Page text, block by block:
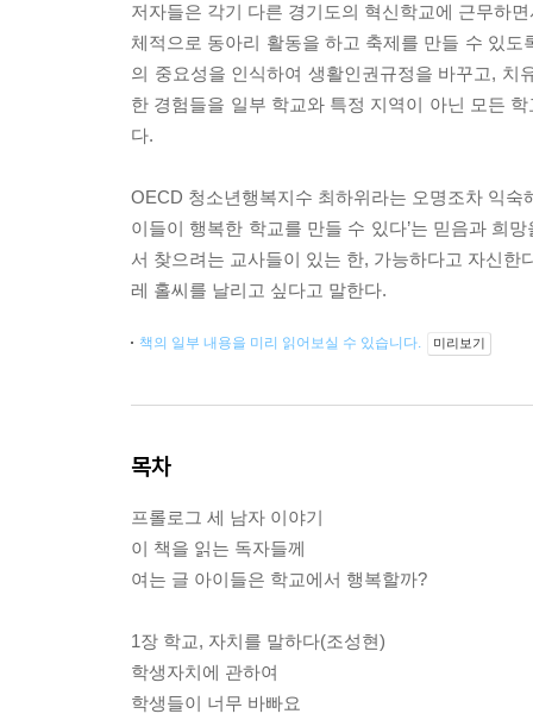
저자들은 각기 다른 경기도의 혁신학교에 근무하
체적으로 동아리 활동을 하고 축제를 만들 수 있
의 중요성을 인식하여 생활인권규정을 바꾸고,
한 경험들을 일부 학교와 특정 지역이 아닌 모든
다.
OECD 청소년행복지수 최하위라는 오명조차 익숙
이들이 행복한 학교를 만들 수 있다’는 믿음과 희
서 찾으려는 교사들이 있는 한, 가능하다고 자신
레 홀씨를 날리고 싶다고 말한다.
책의 일부 내용을 미리 읽어보실 수 있습니다. 미리보기
목차
프롤로그 세 남자 이야기
이 책을 읽는 독자들께
여는 글 아이들은 학교에서 행복할까?
1장 학교, 자치를 말하다(조성현)
학생자치에 관하여
학생들이 너무 바빠요